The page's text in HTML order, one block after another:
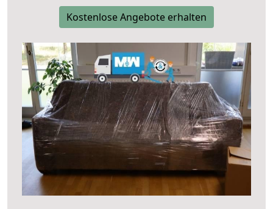
Kostenlose Angebote erhalten